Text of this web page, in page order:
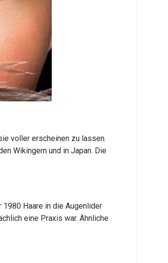
voller erscheinen zu lassen.
Wikingern und in Japan. Die
Haare in die Augenlider
eine Praxis war. Ähnliche